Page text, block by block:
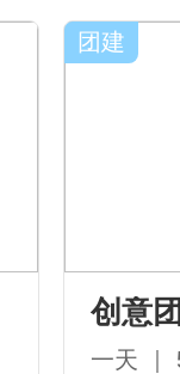
团建
创意
一天 ｜